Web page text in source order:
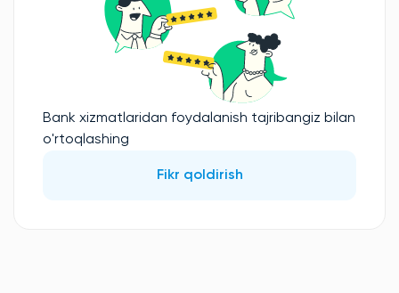
Bank xizmatlaridan foydalanish tajribangiz bilan
o'rtoqlashing
Fikr qoldirish